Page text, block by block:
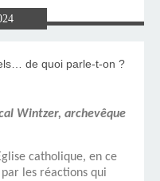
Wintzer, archevêque
catholique, en ce
les réactions qui